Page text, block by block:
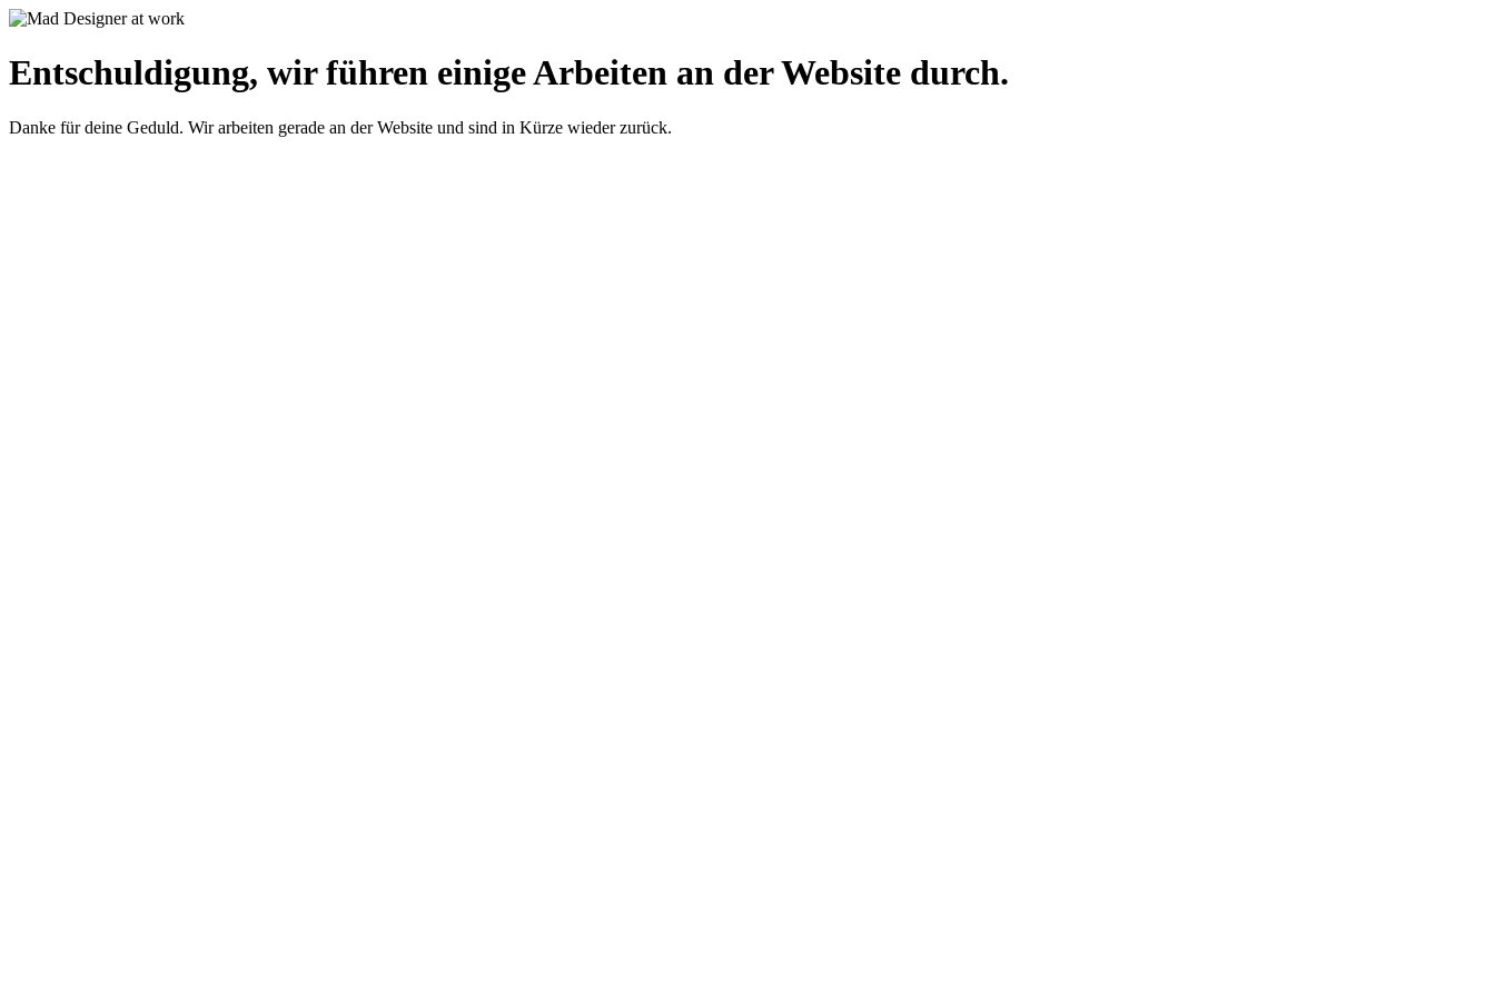
Entschuldigung, wir führen einige Arbeiten an der Website durch.
Danke für deine Geduld. Wir arbeiten gerade an der Website und sind in Kürze wieder zurück.